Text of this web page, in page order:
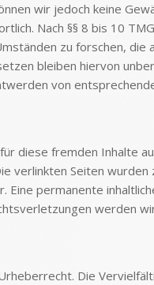
wir jedoch keine
Nach §§ 8 bis 10
zu forschen, die
bleiben hiervon
von
diese fremden Inhalte
verlinkten Seiten wurden
Eine permanente
werden
Die